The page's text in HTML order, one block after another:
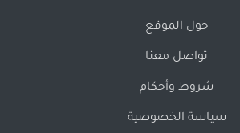
حول الموقع
تواصل معنا
شروط وأحكام
سياسة الخصوصية